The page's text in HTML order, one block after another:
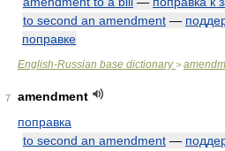
to second an amendment —
поправке
English-Russian base dictionary>
7
amendment
поправка
to second an amendment —